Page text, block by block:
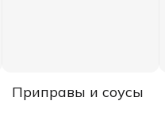
Приправы и соусы